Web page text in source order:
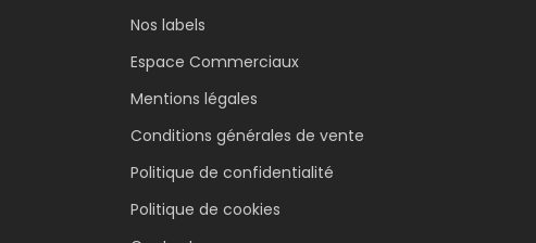
Nos labels
Espace Commerciaux
Mentions légales
Conditions générales de vente
Politique de confidentialité
Politique de cookies